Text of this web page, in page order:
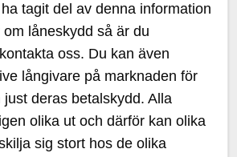
tagit del av denna information
låneskydd så är du
oss. Du kan även
långivare på marknaden för
deras betalskydd. Alla
olika ut och därför kan olika
sig stort hos de olika